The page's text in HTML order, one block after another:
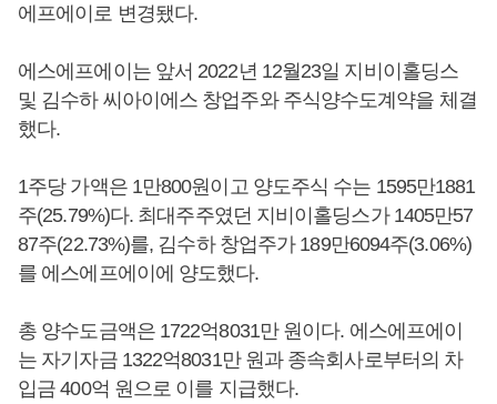
에프에이로 변경됐다.
에스에프에이는 앞서 2022년 12월23일 지비이홀딩스
및 김수하 씨아이에스 창업주와 주식양수도계약을 체결
했다.
1주당 가액은 1만800원이고 양도주식 수는 1595만1881
주(25.79%)다. 최대주주였던 지비이홀딩스가 1405만57
87주(22.73%)를, 김수하 창업주가 189만6094주(3.06%)
를 에스에프에이에 양도했다.
총 양수도금액은 1722억8031만 원이다. 에스에프에이
는 자기자금 1322억8031만 원과 종속회사로부터의 차
입금 400억 원으로 이를 지급했다.